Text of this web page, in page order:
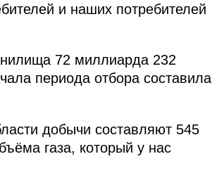
и наших потребителей
72 миллиарда 232
периода отбора составила
добычи составляют 545
газа, который у нас